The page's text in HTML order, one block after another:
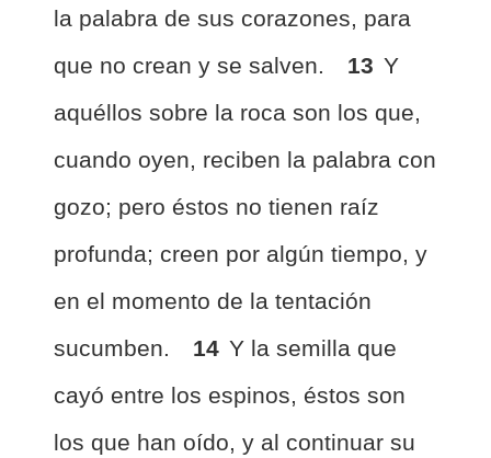
la palabra de sus corazones, para
que no crean y se salven.
13 Y
aquéllos sobre la roca son los que,
cuando oyen, reciben la palabra con
gozo; pero éstos no tienen raíz
profunda; creen por algún tiempo, y
en el momento de la tentación
sucumben.
14 Y la semilla que
cayó entre los espinos, éstos son
los que han oído, y al continuar su